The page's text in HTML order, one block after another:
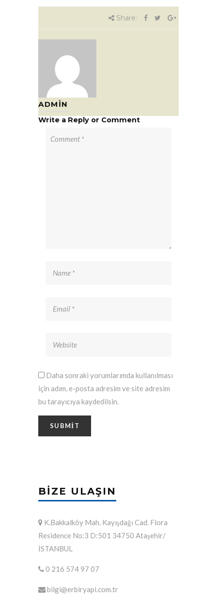
Share:
ADMIN
Write a Reply or Comment
Daha sonraki yorumlarımda kullanılması
için adım, e-posta adresim ve site adresim
bu tarayıcıya kaydedilsin.
BIZE ULAŞIN
K.Bakkalköy Mah. Kayışdağı Cad. Flora
Residence No:3 D:501 34750 Ataşehir/
İSTANBUL
0 216 574 97 07
bilgi@erbiryapi.com.tr